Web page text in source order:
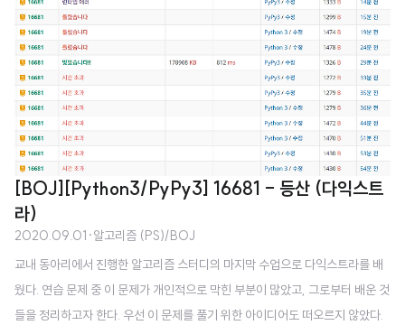
브트리에 있는 모든 노드의 키는 노드의 키보다 작다. 노드의 오른쪽 서브트리
에 있는 모든 노드의 � developmentdiary.tis..
[BOJ][Python3/PyPy3] 16681 - 등산 (다익스트
라)
2020.09.01 ·알고리즘 (PS)/BOJ
교내 동아리에서 진행한 알고리즘 스터디의 마지막 수업으로 다익스트라를 배
웠다. 연습 문제 중 이 문제가 개인적으로 막힌 부분이 많았고, 그로부터 배운 것
들을 정리하고자 한다. 우선 이 문제를 풀기 위한 아이디어도 떠오르지 않았다.